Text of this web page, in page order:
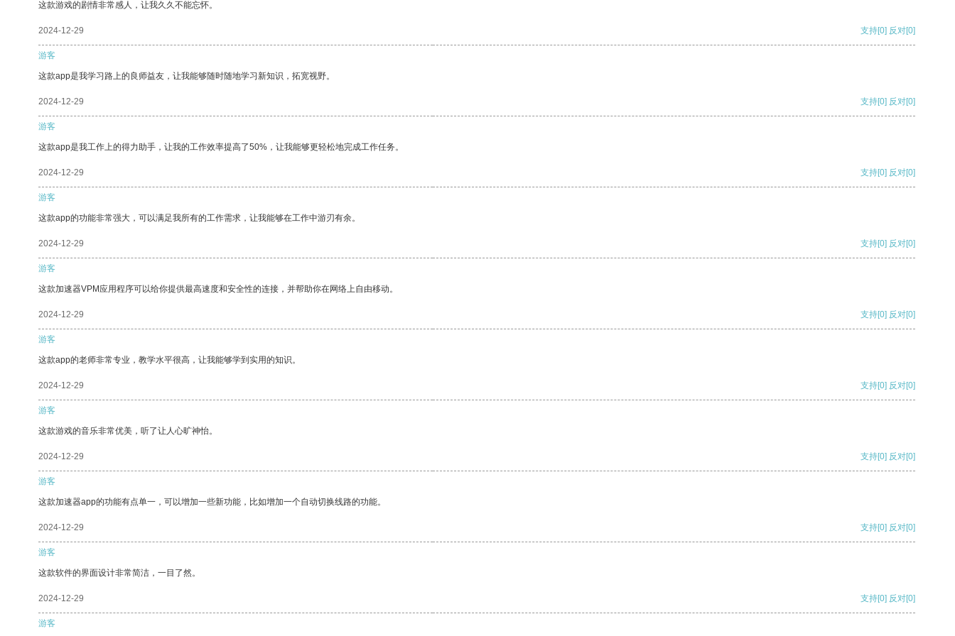
这款游戏的剧情非常感人，让我久久不能忘怀。
2024-12-29 支持[0] 反对[0]
游客
这款app是我学习路上的良师益友，让我能够随时随地学习新知识，拓宽视野。
2024-12-29 支持[0] 反对[0]
游客
这款app是我工作上的得力助手，让我的工作效率提高了50%，让我能够更轻松地完成工作任务。
2024-12-29 支持[0] 反对[0]
游客
这款app的功能非常强大，可以满足我所有的工作需求，让我能够在工作中游刃有余。
2024-12-29 支持[0] 反对[0]
游客
这款加速器VPM应用程序可以给你提供最高速度和安全性的连接，并帮助你在网络上自由移动。
2024-12-29 支持[0] 反对[0]
游客
这款app的老师非常专业，教学水平很高，让我能够学到实用的知识。
2024-12-29 支持[0] 反对[0]
游客
这款游戏的音乐非常优美，听了让人心旷神怡。
2024-12-29 支持[0] 反对[0]
游客
这款加速器app的功能有点单一，可以增加一些新功能，比如增加一个自动切换线路的功能。
2024-12-29 支持[0] 反对[0]
游客
这款软件的界面设计非常简洁，一目了然。
2024-12-29 支持[0] 反对[0]
游客